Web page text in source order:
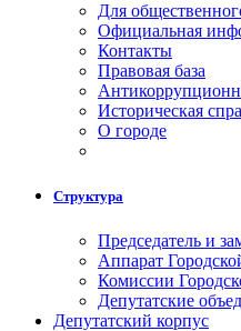
Для
Официальная
Контакты
Правовая база
Историческая
О городе
Структура
Председатель и
Аппарат
Комиссии
Депутатские
Депутатский корпус